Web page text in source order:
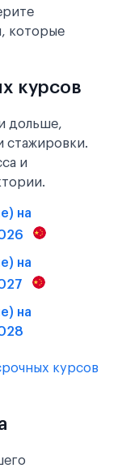
которые
курсов
дольше,
стажировки.
и
на
на
на
курсов